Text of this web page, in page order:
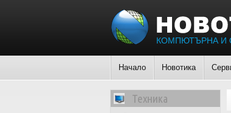
КОМПЮТЪРНА И
Начало Новотика
Техника